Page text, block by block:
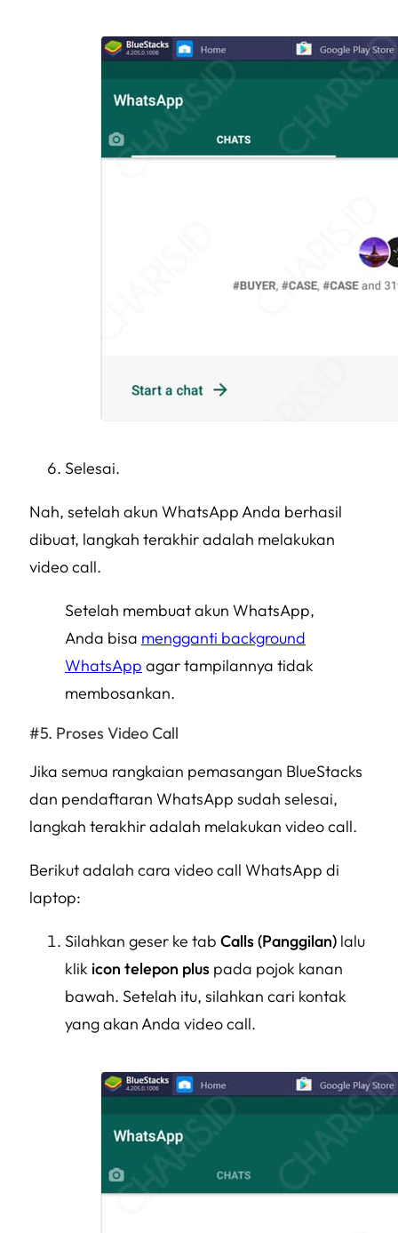
Selesai.
Nah, setelah akun WhatsApp Anda berhasil
dibuat, langkah terakhir adalah melakukan
video call.
Setelah membuat akun WhatsApp,
Anda bisa mengganti background
WhatsApp agar tampilannya tidak
membosankan.
Proses Video Call
Jika semua rangkaian pemasangan BlueStacks
dan pendaftaran WhatsApp sudah selesai,
langkah terakhir adalah melakukan video call.
Berikut adalah cara video call WhatsApp di
laptop:
Silahkan geser ke tab Calls(Panggilan) lalu
klik icon telepon plus pada pojok kanan
bawah. Setelah itu, silahkan cari kontak
yang akan Anda video call.